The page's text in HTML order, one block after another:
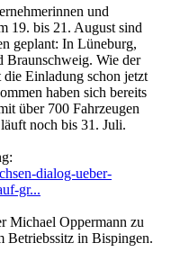
und
19. bis 21. August sind
geplant: In Lüneburg,
Braunschweig. Wie der
Einladung schon jetzt
haben sich bereits
über 700 Fahrzeugen
noch bis 31. Juli.
dialog-ueber-
gr...
Michael Oppermann zu
Betriebssitz in Bispingen.